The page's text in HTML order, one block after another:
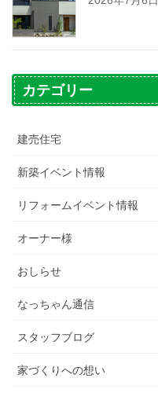
カテゴリー
建売住宅
新築イベント情報
リフォームイベント情報
オーナー様
おしらせ
なっちゃん通信
スタッフブログ
家づくりへの想い